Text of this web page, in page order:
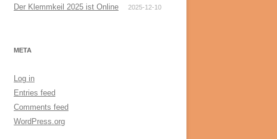
Der Klemmkeil 2025 ist Online 2025-12-10
META
Log in
Entries feed
Comments feed
WordPress.org